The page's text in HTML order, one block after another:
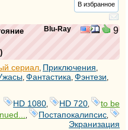
В избранное
Blu-Ray 9
)
сериал, Приключения,
, Фантастика, Фэнтези,
HD 1080
HD 720
to be
Постапокалипсис
Экранизация